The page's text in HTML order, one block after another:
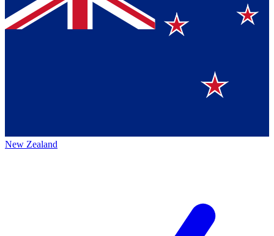
New Zealand